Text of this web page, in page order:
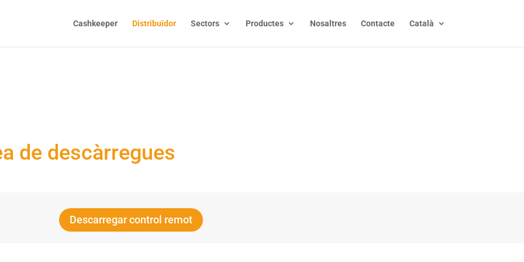
Cashkeeper Distribuïdor Sectors Productes Nosaltres Contacte Català
de descàrregues
Descarregar control remot